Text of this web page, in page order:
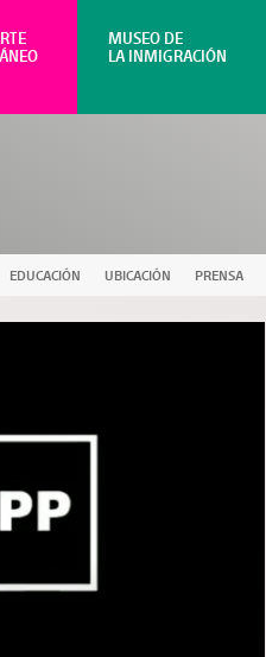
EDUCACIÓN UBICACIÓN PRENSA
MUSEO DE
LA INMIGRACIÓN